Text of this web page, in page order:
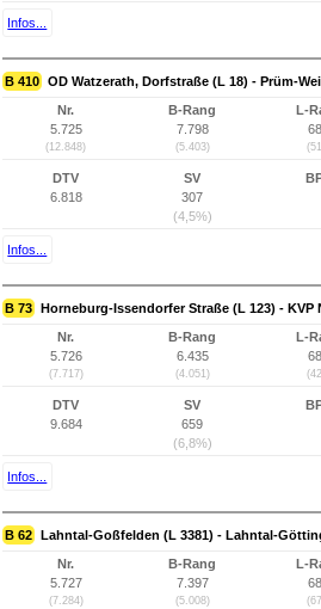
Infos...
B 410 OD Watzerath, Dorfstraße (L 18) - Prüm-
Nr.
5.725
(12.848)
B-Rang
7.798
(5.403)
L-
DTV
6.818
SV
307
(4,5%)
Infos...
B 73 Horneburg-Issendorfer Straße (L 123) - KVP
Nr.
5.726
(7.717)
B-Rang
6.435
(4.051)
L-
DTV
9.684
SV
659
(6,8%)
Infos...
B 62 Lahntal-Goßfelden (L 3381) - Lahntal-
Nr.
5.727
(7.284)
B-Rang
7.397
(5.008)
L-